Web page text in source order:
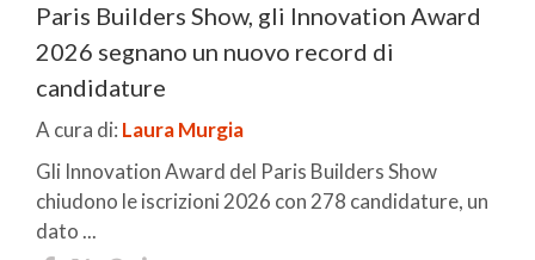
Paris Builders Show, gli Innovation Award
2026 segnano un nuovo record di
candidature
A cura di: Laura Murgia
Gli Innovation Award del Paris Builders Show
chiudono le iscrizioni 2026 con 278 candidature, un
dato ...